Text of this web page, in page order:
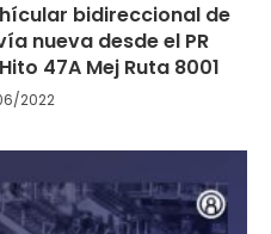
bidireccional de
nueva desde el PR
47A Mej Ruta 8001
2022